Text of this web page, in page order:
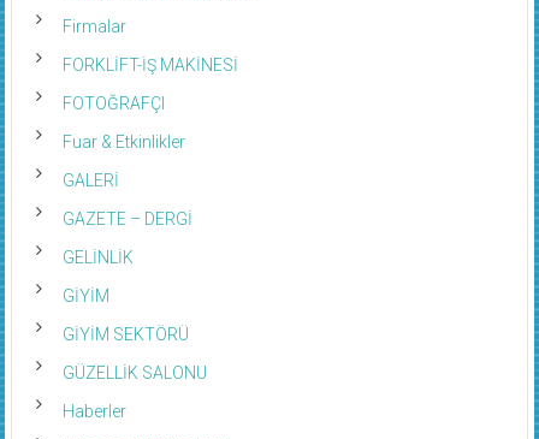
Firmalar
FORKLİFT-İŞ MAKİNESİ
FOTOĞRAFÇI
Fuar & Etkinlikler
GALERİ
GAZETE – DERGİ
GELİNLİK
GİYİM
GİYİM SEKTÖRÜ
GÜZELLİK SALONU
Haberler